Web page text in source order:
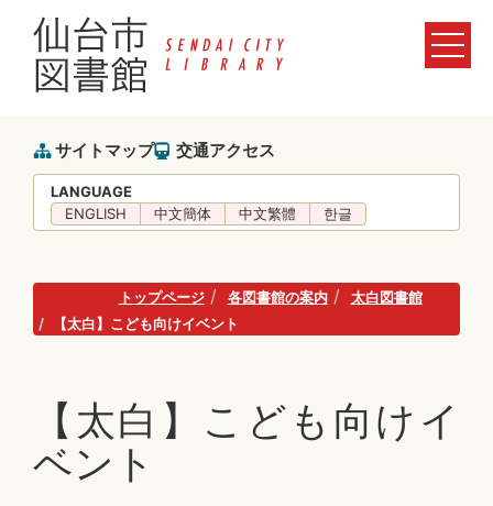
サイトマップ 交通アクセス
LANGUAGE
ENGLISH
中文簡体 中文繁體 한글
トップページ 各図書館の案内
太白図書館
【太白】こども向けイベント
【太白】こども向けイ
ベント